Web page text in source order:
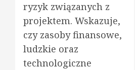
ryzyk związanych z
projektem. Wskazuje,
czy zasoby finansowe,
ludzkie oraz
technologiczne